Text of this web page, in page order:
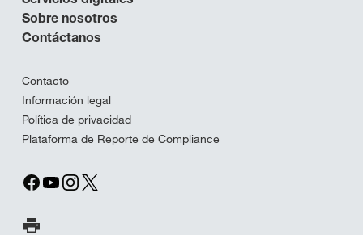
Sobre nosotros
Contáctanos
Contacto
Información legal
Política de privacidad
Plataforma de Reporte de Compliance
Imprimir página